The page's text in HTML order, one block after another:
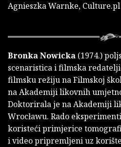
Agnieszka Warnke, Culture.pl
Bronka Nowicka (1974.)
scenaristica i filmska
filmsku režiju na Filmskoj
na Akademiji likovnih
Doktorirala je na Akademiji
Wrocławu. Rado
koristeći primjerice
i video pripremljeni uz